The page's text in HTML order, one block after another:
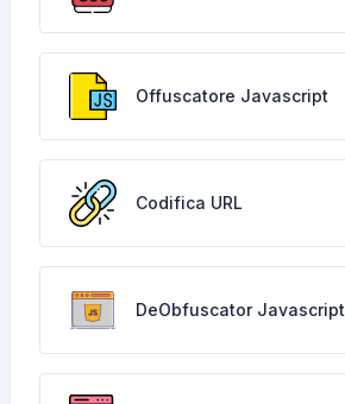
Offuscatore Javascript
Codifica URL
DeObfuscator Javascript